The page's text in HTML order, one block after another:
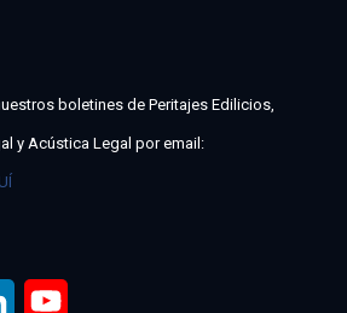
boletines de Peritajes Edilicios,
y Acústica Legal por email:
LinkedIn